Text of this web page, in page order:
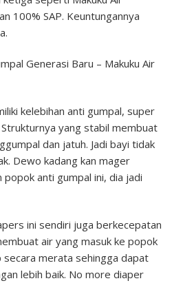
100% SAP. Keuntungannya
kelebihan anti gumpal, super
yang stabil membuat
dan jatuh. Jadi bayi tidak
Dewo kadang kan mager
anti gumpal ini, dia jadi
ini sendiri juga berkecepatan
air yang masuk ke popok
merata sehingga dapat
lebih baik. No more diaper